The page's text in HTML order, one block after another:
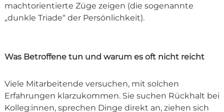
machtorientierte Züge zeigen (die sogenannte
„dunkle Triade“ der Persönlichkeit).
Was Betroffene tun und warum es oft nicht reicht
Viele Mitarbeitende versuchen, mit solchen
Erfahrungen klarzukommen. Sie suchen Rückhalt bei
Kolleg:innen, sprechen Dinge direkt an, ziehen sich